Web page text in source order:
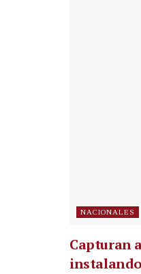
NACIONALES
Capturan